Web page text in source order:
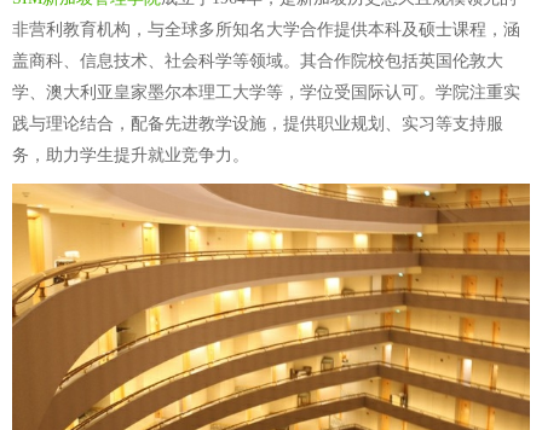
非营利教育机构，与全球多所知名大学合作提供本科及硕士课程，涵
盖商科、信息技术、社会科学等领域。其合作院校包括英国伦敦大
学、澳大利亚皇家墨尔本理工大学等，学位受国际认可。学院注重实
践与理论结合，配备先进教学设施，提供职业规划、实习等支持服
务，助力学生提升就业竞争力。